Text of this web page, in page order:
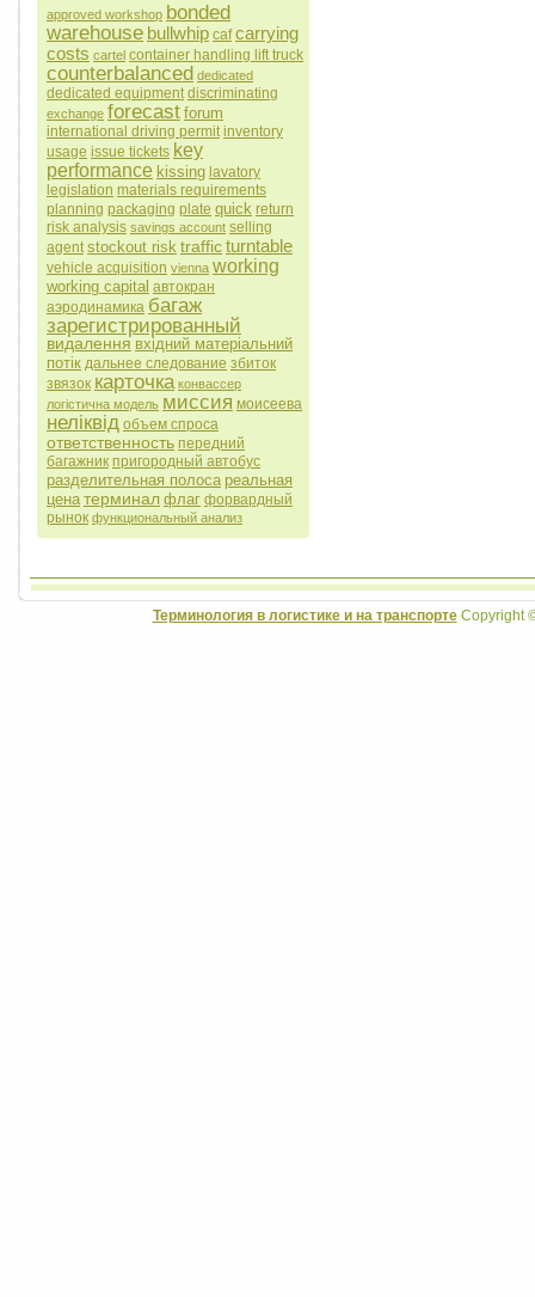
approved workshop bonded
warehouse bullwhip caf carrying
costs cartel container handling lift truck
counterbalanced dedicated
dedicated equipment discriminating
exchange forecast forum
international driving permit inventory
usage issue tickets key
performance kissing lavatory
legislation materials requirements
planning packaging plate quick return
risk analysis savings account selling
agent stockout risk trafficturntable
vehicle acquisition vienna working
working capital автокран
аэродинамика багаж
зарегистрированный
видалення вхідний матеріальний
потік дальнее следование збиток
звязок карточка конвассер
логістична модель миссия моисеева
неліквід объем спроса
ответственность передний
багажник пригородный автобус
разделительная полоса реальная
цена терминал флаг форвардный
рынок функциональный анализ
Терминология в логистике и на транспортеCopyright